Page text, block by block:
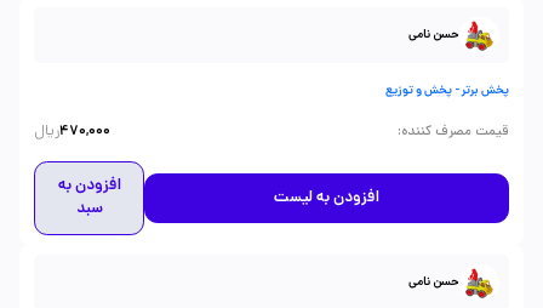
حسن نامی
پخش برتر - پخش و توزیع
قیمت مصرف کننده:
470,000ریال
افزودن به لیست
افزودن به
سبد
حسن نامی